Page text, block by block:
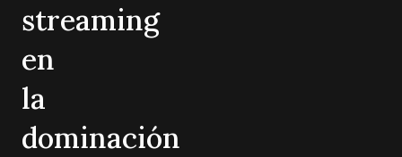
streaming
en
la
dominación